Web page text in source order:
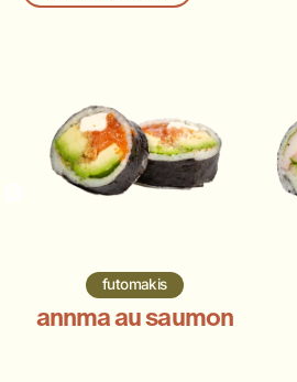
futomakis
annma au saumon